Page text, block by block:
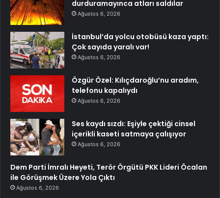
durduramayınca atları saldılar
Ağustos 6, 2026
İstanbul’da yolcu otobüsü kaza yaptı:
Çok sayıda yaralı var!
Ağustos 6, 2026
Özgür Özel: Kılıçdaroğlu’nu aradım,
telefonu kapalıydı
Ağustos 6, 2026
Ses kaydı sızdı: Eşiyle çektiği cinsel
içerikli kaseti satmaya çalışıyor
Ağustos 6, 2026
Dem Parti İmralı Heyeti, Terör Örgütü PKK Lideri Öcalan
ile Görüşmek Üzere Yola Çıktı
Ağustos 6, 2026